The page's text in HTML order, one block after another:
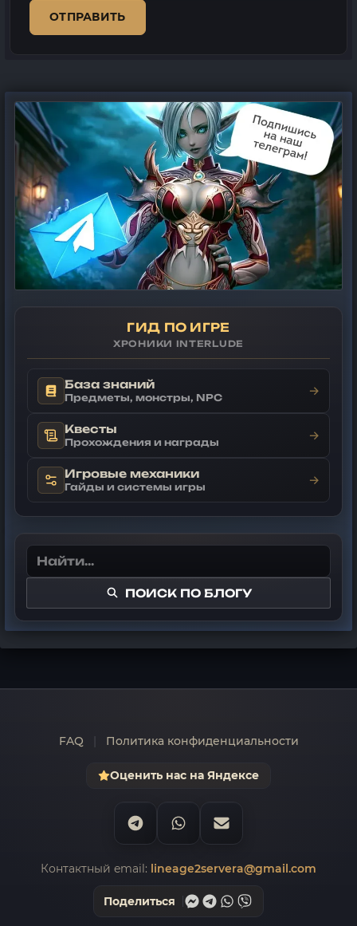
ОТПРАВИТЬ
ГИД ПО ИГРЕ
ХРОНИКИ INTERLUDE
База знаний
Предметы, монстры, NPC →
Квесты
Прохождения и награды →
Игровые механики
Гайды и системы игры →
ПОИСК ПО БЛОГУ
FAQ Политика конфиденциальности
Оценить нас на Яндексе
Контактный email: lineage2servera@gmail.com
Поделиться